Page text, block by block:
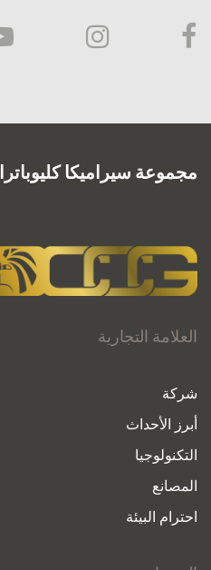
مجموعة سيراميكا كليوباترا
العلامة التجارية
شركة
أبرز الأحداث
التكنولوجيا
المصانع
احترام البيئة